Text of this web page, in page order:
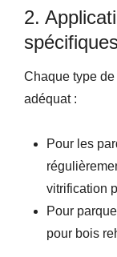
2.
Chaque type
adéquat :
Pour les
vitrification
Pour
pour bois